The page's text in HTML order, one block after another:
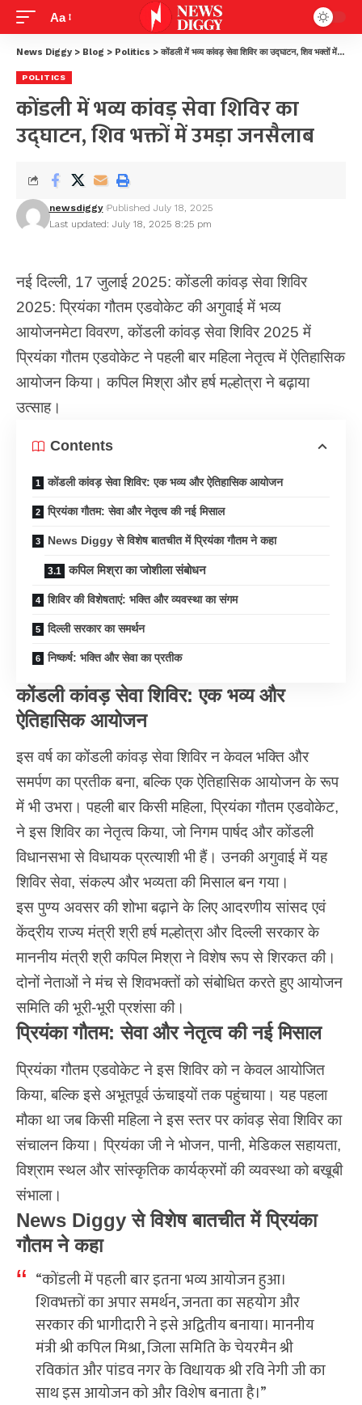
Aa
News Diggy > Blog > Politics > कोंडली में भव्य कांवड़ सेवा शिविर का उद्घाटन, शिव भक्तों में उमड़ा जनसैलाब
POLITICS
कोंडली में भव्य कांवड़ सेवा शिविर का
उद्घाटन, शिव भक्तों में उमड़ा जनसैलाब
Last updated: July 18, 2025 8:25 pm
newsdiggy Published July 18, 2025
नई दिल्ली, 17 जुलाई 2025:कोंडली कांवड़ सेवा शिविर
2025: प्रियंका गौतम एडवोकेट की अगुवाई में भव्य
आयोजनमेटा विवरण, कोंडली कांवड़ सेवा शिविर 2025 में
प्रियंका गौतम एडवोकेट ने पहली बार महिला नेतृत्व में ऐतिहासिक
आयोजन किया। कपिल मिश्रा और हर्ष मल्होत्रा ने बढ़ाया
उत्साह।
Contents
कोंडली कांवड़ सेवा शिविर: एक भव्य और ऐतिहासिक आयोजन
प्रियंका गौतम: सेवा और नेतृत्व की नई मिसाल
News Diggy से विशेष बातचीत में प्रियंका गौतम ने कहा
कपिल मिश्रा का जोशीला संबोधन
शिविर की विशेषताएं: भक्ति और व्यवस्था का संगम
दिल्ली सरकार का समर्थन
निष्कर्ष: भक्ति और सेवा का प्रतीक
कोंडली कांवड़ सेवा शिविर: एक भव्य और
ऐतिहासिक आयोजन
इस वर्ष का कोंडली कांवड़ सेवा शिविर न केवल भक्ति और
समर्पण का प्रतीक बना, बल्कि एक ऐतिहासिक आयोजन के रूप
में भी उभरा। पहली बार किसी महिला, प्रियंका गौतम एडवोकेट,
ने इस शिविर का नेतृत्व किया, जो निगम पार्षद और कोंडली
विधानसभा से विधायक प्रत्याशी भी हैं। उनकी अगुवाई में यह
शिविर सेवा, संकल्प और भव्यता की मिसाल बन गया।
इस पुण्य अवसर की शोभा बढ़ाने के लिए आदरणीय सांसद एवं
केंद्रीय राज्य मंत्री श्री हर्ष मल्होत्रा और दिल्ली सरकार के
माननीय मंत्री श्री कपिल मिश्रा ने विशेष रूप से शिरकत की।
दोनों नेताओं ने मंच से शिवभक्तों को संबोधित करते हुए आयोजन
समिति की भूरी-भूरी प्रशंसा की।
प्रियंका गौतम: सेवा और नेतृत्व की नई मिसाल
प्रियंका गौतम एडवोकेट ने इस शिविर को न केवल आयोजित
किया, बल्कि इसे अभूतपूर्व ऊंचाइयों तक पहुंचाया। यह पहला
मौका था जब किसी महिला ने इस स्तर पर कांवड़ सेवा शिविर का
संचालन किया। प्रियंका जी ने भोजन, पानी, मेडिकल सहायता,
विश्राम स्थल और सांस्कृतिक कार्यक्रमों की व्यवस्था को बखूबी
संभाला।
News Diggy से विशेष बातचीत में प्रियंका
गौतम ने कहा
“कोंडली में पहली बार इतना भव्य आयोजन हुआ।
शिवभक्तों का अपार समर्थन, जनता का सहयोग और
सरकार की भागीदारी ने इसे अद्वितीय बनाया। माननीय
मंत्री श्री कपिल मिश्रा, जिला समिति के चेयरमैन श्री
रविकांत और पांडव नगर के विधायक श्री रवि नेगी जी का
साथ इस आयोजन को और विशेष बनाता है।”